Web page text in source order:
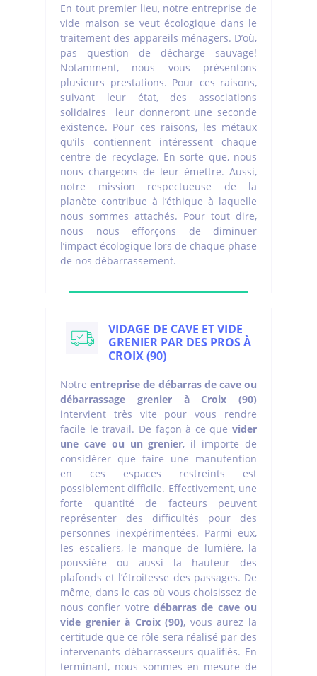
En tout premier lieu, notre entreprise de
vide maison se veut écologique dans le
traitement des appareils ménagers. D’où,
pas question de décharge sauvage!
Notamment, nous vous présentons
plusieurs prestations. Pour ces raisons,
suivant leur état, des associations
solidaires leur donneront une seconde
existence. Pour ces raisons, les métaux
qu’ils contiennent intéressent chaque
centre de recyclage. En sorte que, nous
nous chargeons de leur émettre. Aussi,
notre mission respectueuse de la
planète contribue à l’éthique à laquelle
nous sommes attachés. Pour tout dire,
nous nous efforçons de diminuer
l’impact écologique lors de chaque phase
de nos débarrassement.
VIDAGE DE CAVE ET VIDE
GRENIER PAR DES PROS À
CROIX (90)
Notreentreprise de débarras de cave ou
débarrassage grenier à Croix (90)
intervient très vite pour vous rendre
facile le travail. De façon à ce que vider
une cave ou un grenier, il importe de
considérer que faire une manutention
en ces espaces restreints est
possiblement difficile. Effectivement, une
forte quantité de facteurs peuvent
représenter des difficultés pour des
personnes inexpérimentées. Parmi eux,
les escaliers, le manque de lumière, la
poussière ou aussi la hauteur des
plafonds et l’étroitesse des passages. De
même, dans le cas où vous choisissez de
nous confier votre débarras de cave ou
vide grenier à Croix (90), vous aurez la
certitude que ce rôle sera réalisé par des
intervenants débarrasseurs qualifiés. En
terminant, nous sommes en mesure de